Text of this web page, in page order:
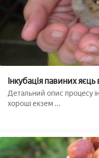
Інкубація павиних
температура
Детальний опис процесу
хороші екзем ...